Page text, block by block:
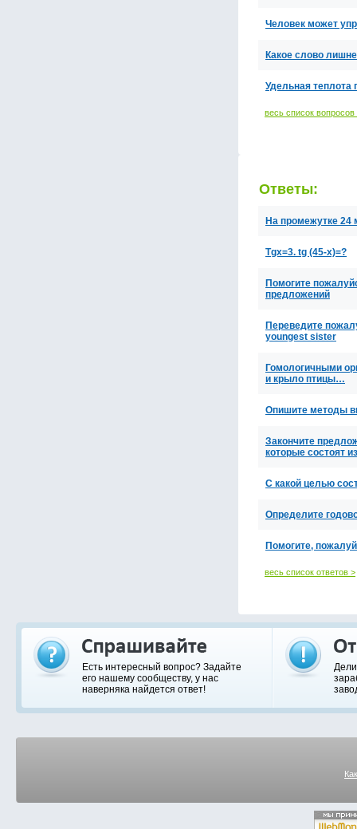
Человек может
Какое слово
Удельная теплота
весь список вопросов
Ответы:
На промежутке 24
Tgx=3. tg (45-x)=?
Помогите
предложений
Переведите
youngest sister
Гомологичными
и крыло птицы…
Опишите методы
Закончите
которые состоят
С какой целью
Определите
Помогите,
весь список ответов >
Есть интересный вопрос? Задайте
его нашему сообществу, у нас
наверняка найдется ответ!